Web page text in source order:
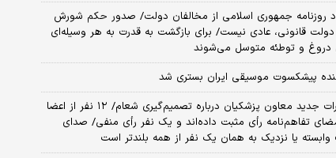
روزنامه جمهوری اسلامی از مخالفان دولت/ صدور حکم شورش
دولت قانونی، عادی نیست/ برای بازگشت به قدرت به هر وسیله‌ای
دروغ و توطئه متوسل می‌شوند
پیشکسوت موسیقی ایران بستری شد
اظهارات جدید معاون پزشکیان درباره تصمیم‌گیری شعام/ ۱۲ نفر از اعضا
تفاهم‌نامه رأی مثبت داده‌اند و یک نفر رأی منفی/ صدای
یا نزدیک به همان یک نفر از همه بلندتر است